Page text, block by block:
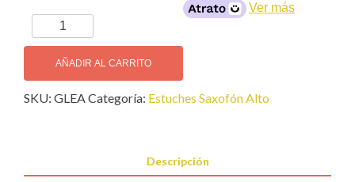
Series
Estuche
Sax
AÑADIR AL CARRITO
Ver más
SKU: GLEACategoría: Estuches Saxofón Alto
Descripción